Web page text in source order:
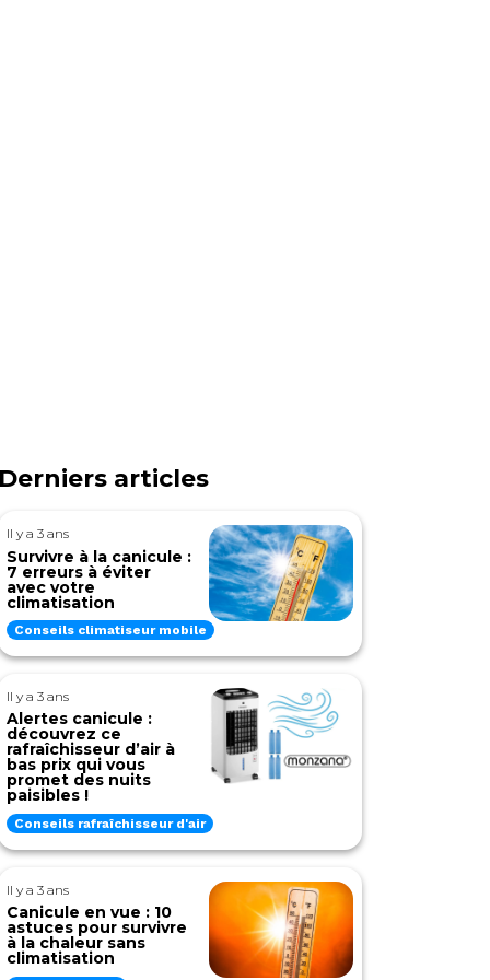
Derniers articles
Il y a 3 ans
Survivre à la canicule :
7 erreurs à éviter
avec votre
climatisation
Conseils climatiseur mobile
Il y a 3 ans
Alertes canicule :
découvrez ce
rafraîchisseur d’air à
bas prix qui vous
promet des nuits
paisibles !
Conseils rafraîchisseur d'air
Il y a 3 ans
Canicule en vue : 10
astuces pour survivre
à la chaleur sans
climatisation